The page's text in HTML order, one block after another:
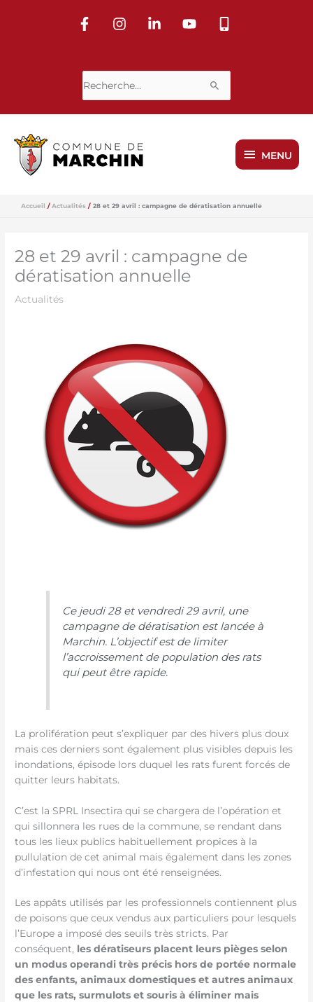
MENU
MENU
Accueil Actualités 28 et 29 avril : campagne de dératisation annuelle
28 et 29 avril : campagne de
dératisation annuelle
Actualités
Ce jeudi 28 et vendredi 29 avril, une
campagne de dératisation est lancée à
Marchin. L’objectif est de limiter
l’accroissement de population des rats
qui peut être rapide.
La prolifération peut s’expliquer par des hivers plus doux
mais ces derniers sont également plus visibles depuis les
inondations, épisode lors duquel les rats furent forcés de
quitter leurs habitats.
C’est la SPRL Insectira qui se chargera de l’opération et
qui sillonnera les rues de la commune, se rendant dans
tous les lieux publics habituellement propices à la
pullulation de cet animal mais également dans les zones
d’infestation qui nous ont été renseignées.
Les appâts utilisés par les professionnels contiennent plus
de poisons que ceux vendus aux particuliers pour lesquels
l’Europe a imposé des seuils très stricts. Par
conséquent, les dératiseurs placent leurs pièges selon
un modus operandi très précis hors de portée normale
des enfants, animaux domestiques et autres animaux
que les rats, surmulots et souris à éliminer mais